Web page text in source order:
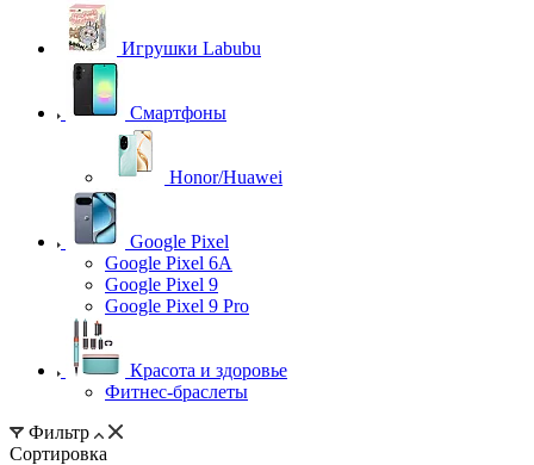
Игрушки Labubu
Смартфоны
Honor/Huawei
Google Pixel
Google Pixel 6A
Google Pixel 9
Google Pixel 9 Pro
Красота и здоровье
Фитнес-браслеты
Фильтр
Сортировка